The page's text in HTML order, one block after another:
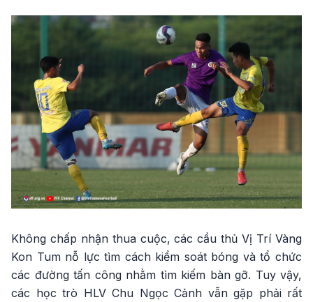
Không chấp nhận thua cuộc, các cầu thủ Vị Trí Vàng
Kon Tum nỗ lực tìm cách kiểm soát bóng và tổ chức
các đường tấn công nhằm tìm kiếm bàn gỡ. Tuy vậy,
các học trò HLV Chu Ngọc Cảnh vẫn gặp phải rất